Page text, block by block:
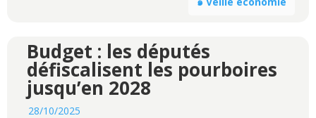
Budget : les députés
défiscalisent les pourboires
jusqu’en 2028
28/10/2025